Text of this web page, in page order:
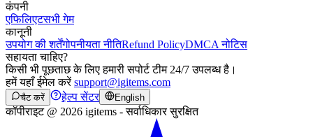
कंपनी
एफिलिएटसभी गेम
कानूनी
उपयोग की शर्तेंगोपनीयता नीतिRefund PolicyDMCA नोटिस
सहायता चाहिए?
किसी भी पूछताछ के लिए हमारी सपोर्ट टीम 24/7 उपलब्ध है।
हमें यहाँ ईमेल करेंsupport@igitems.com
चैट करें हेल्प सेंटर English
कॉपीराइट @ 2026 igitems - सर्वाधिकार सुरक्षित